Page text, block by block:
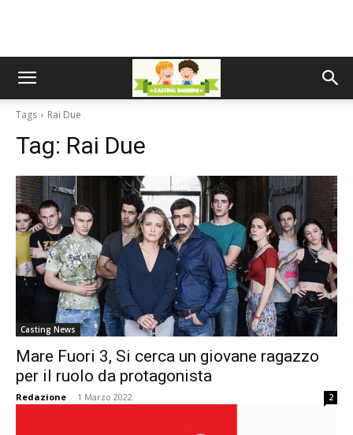
Tags Rai Due
Tag: Rai Due
Casting News
Mare Fuori 3, Si cerca un giovane ragazzo
per il ruolo da protagonista
Redazione - 1 Marzo 2022 2